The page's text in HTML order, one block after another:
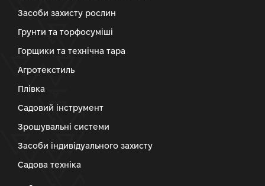
Засоби захисту рослин
Грунти та торфосуміші
Горщики та технічна тара
Агротекстиль
Плівка
Садовий інструмент
Зрошувальні системи
Засоби індивідуального захисту
Садова техніка